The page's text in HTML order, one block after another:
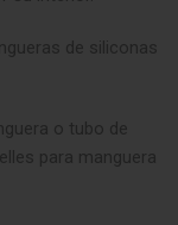
de siliconas
o tubo de
para manguera